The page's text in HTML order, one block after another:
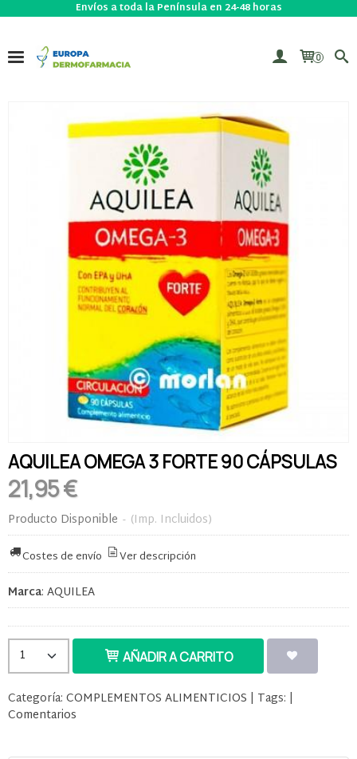
Envíos a toda la Península en 24-48 horas
0
AQUILEA OMEGA 3 FORTE 90 CÁPSULAS
21,95 €
Producto Disponible - (Imp. Incluidos)
Costes de envío Ver descripción
Marca: AQUILEA
AÑADIR A CARRITO
Categoría: COMPLEMENTOS ALIMENTICIOS | Tags: |
Comentarios